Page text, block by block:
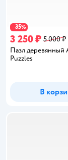
−35%
3 250 ₽ 5 000 ₽
Пазл деревянный
Puzzles
В